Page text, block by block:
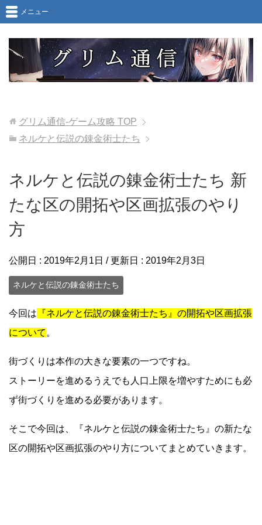
メニュー
グリム通信-ゲーム攻略 TOP
ネルケと伝説の錬金術士たち
ネルケと伝説の錬金術士たち 新
たな区の開拓や区画拡張のやり
方
公開日 : 2019年2月1日 / 更新日 : 2019年2月3日
ネルケと伝説の錬金術士たち
今回は 『ネルケと伝説の錬金術士たち』の開拓や区画拡張
について 。
街づくりは本作の大きな要素の一つですね。
ストーリーを進めるうえでも人口上限を増やすためにも必
ず街づくりを進める必要があります。
そこで今回は、『ネルケと伝説の錬金術士たち』の新たな
区の開拓や区画拡張のやり方についてまとめていきます。